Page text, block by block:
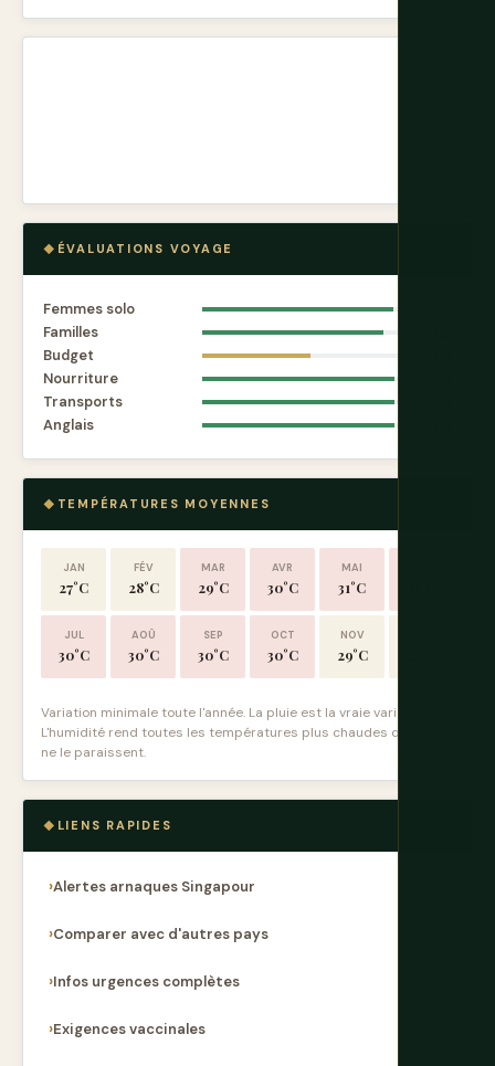
ÉVALUATIONS VOYAGE
Femmes solo
Familles
Budget
Nourriture
Transports
Anglais
TEMPÉRATURES MOYENNES
JAN
27°C
FÉV
28°C
MAR
29°C
AVR
30°C
MAI
31°C
JUL
30°C
AOÛ
30°C
SEP
30°C
OCT
30°C
NOV
29°C
Variation minimale toute l'année. La pluie est la vraie variable.
L'humidité rend toutes les températures plus chaudes qu'elles
ne le paraissent.
LIENS RAPIDES
Alertes arnaques Singapour
Comparer avec d'autres pays
Infos urgences complètes
Exigences vaccinales